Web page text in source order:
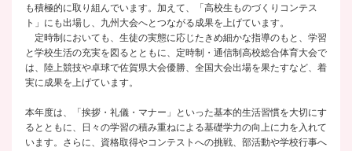
も積極的に取り組んでいます。加えて、「高校生ものづくりコンテス
ト」にも出場し、九州大会へとつながる成果を上げています。
定時制においても、生徒の実態に応じたきめ細かな指導のもと、学習
と学校生活の充実を図るとともに、定時制・通信制高校総合体育大会で
は、陸上競技や卓球で佐賀県大会優勝、全国大会出場を果たすなど、着
実に成果を上げています。
本年度は、「挨拶・礼儀・マナー」といった基本的生活習慣を大切にす
るとともに、日々の学習の積み重ねによる基礎学力の向上に力を入れて
います。さらに、資格取得やコンテストへの挑戦、部活動や学校行事へ